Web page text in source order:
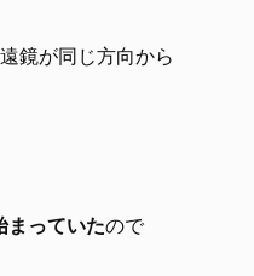
鏡が同じ方向から
まっていたので